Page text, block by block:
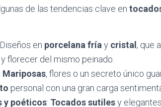
de las tendencias clave en
en porcelana fría y cristal , que
florecer del mismo peinado.
Mariposas, flores o un secreto único
personal con una gran carga
y poéticos: Tocados sutilesy